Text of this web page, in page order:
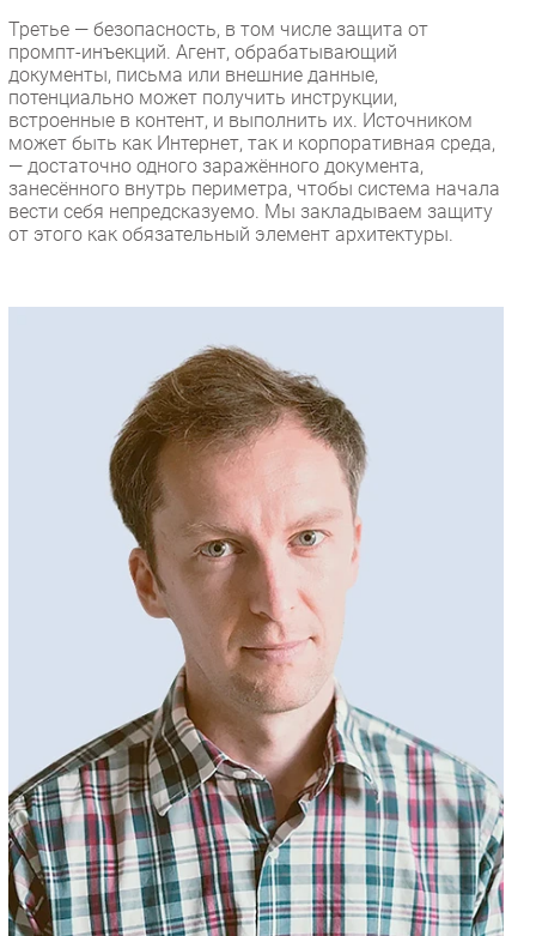
Третье — безопасность, в том числе защита от
промпт-инъекций. Агент, обрабатывающий
документы, письма или внешние данные,
потенциально может получить инструкции,
встроенные в контент, и выполнить их. Источником
может быть как Интернет, так и корпоративная среда,
— достаточно одного заражённого документа,
занесённого внутрь периметра, чтобы система начала
вести себя непредсказуемо. Мы закладываем защиту
от этого как обязательный элемент архитектуры.